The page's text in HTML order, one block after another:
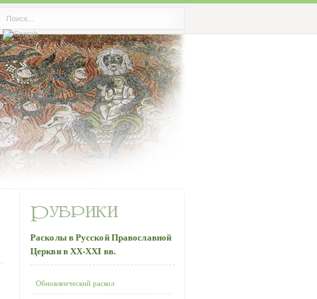
Расколы в Русской Православной
Церкви в ХХ-ХХI вв.
Обновленческий раскол